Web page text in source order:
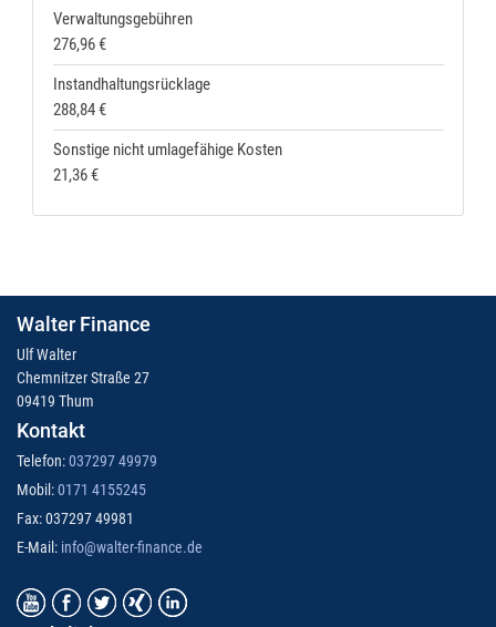
Verwaltungsgebühren
276,96 €
Instandhaltungsrücklage
288,84 €
Sonstige nicht umlagefähige Kosten
21,36 €
Walter Finance
Ulf Walter
Chemnitzer Straße 27
09419 Thum
Kontakt
Telefon:037297 49979
Mobil:0171 4155245
Fax: 037297 49981
E-Mail: info@walter-finance.de